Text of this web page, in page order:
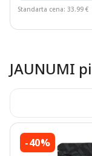
Standarta cena: 33.99 €
JAUNUMI
-40%